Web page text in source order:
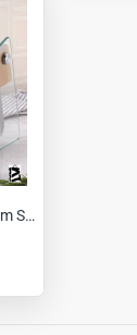
Korkmaz A685 Vetra Cam Standlı Bıçak Seti